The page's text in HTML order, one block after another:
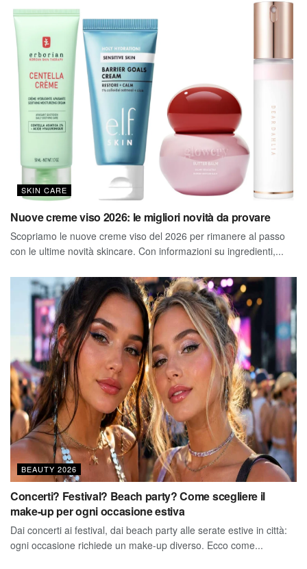
SKIN CARE
Nuove creme viso 2026: le migliori novità da provare
Scopriamo le nuove creme viso del 2026 per rimanere al passo
con le ultime novità skincare. Con informazioni su ingredienti,...
BEAUTY 2026
Concerti? Festival? Beach party? Come scegliere il
make-up per ogni occasione estiva
Dai concerti ai festival, dai beach party alle serate estive in città:
ogni occasione richiede un make-up diverso. Ecco come...